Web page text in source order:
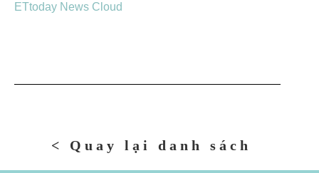
ETtoday News Cloud
< Quay lại danh sách